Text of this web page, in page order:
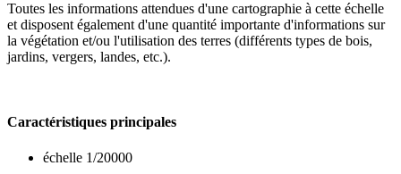
Toutes les informations attendues d'une cartographie à cette échelle
et disposent également d'une quantité importante d'informations sur
la végétation et/ou l'utilisation des terres (différents types de bois,
jardins, vergers, landes, etc.).
Caractéristiques principales
échelle 1/20000